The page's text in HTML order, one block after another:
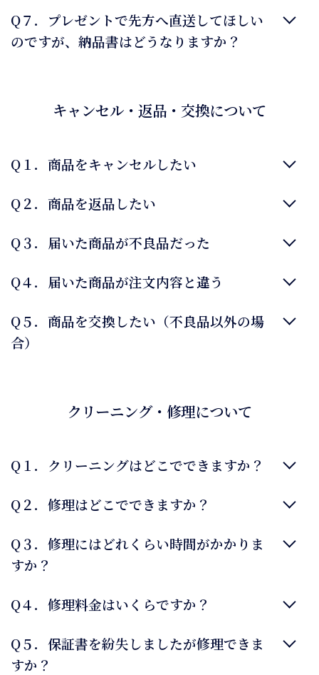
Q７．プレゼントで先方へ直送してほしい
のですが、納品書はどうなりますか？
キャンセル・返品・交換について
Q１．商品をキャンセルしたい
Q２．商品を返品したい
Q３．届いた商品が不良品だった
Q４．届いた商品が注文内容と違う
Q５．商品を交換したい（不良品以外の場
合）
クリーニング・修理について
Q１．クリーニングはどこでできますか？
Q２．修理はどこでできますか？
Q３．修理にはどれくらい時間がかかりま
すか？
Q４．修理料金はいくらですか？
Q５．保証書を紛失しましたが修理できま
すか？